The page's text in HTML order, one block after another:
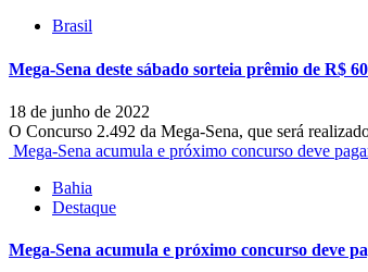
Brasil
Mega-Sena deste sábado sorteia prêmio de R$
18 de junho de 2022
O Concurso 2.492 da Mega-Sena, que será
Mega-Sena acumula e próximo concurso deve
Bahia
Destaque
Mega-Sena acumula e próximo concurso deve